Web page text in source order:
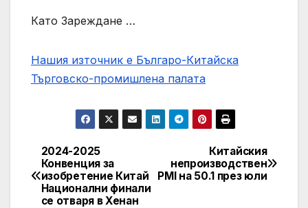
Като Зареждане …
Нашия източник е Българо-Китайска
Търговско-промишлена палaта
Post
navigation
Китайския
непроизводствен
PMI на 50.1 през юли
2024-2025
Конвенция за
изобретение Китай
Национални финали
се отваря в Хенан